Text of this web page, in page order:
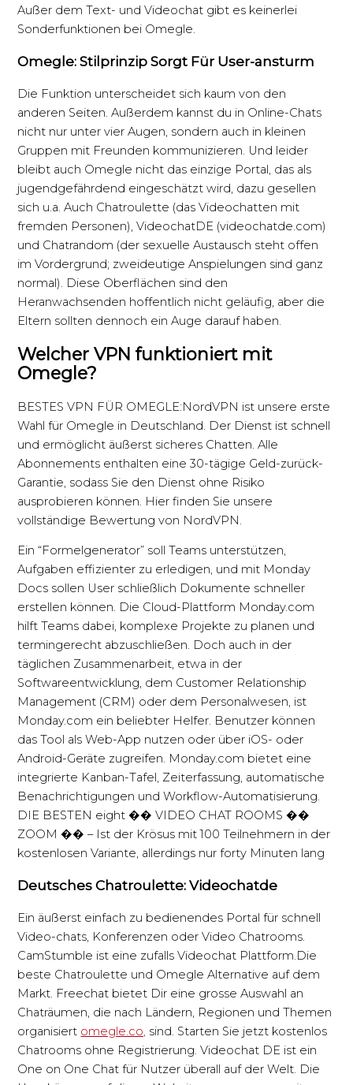
Außer dem Text- und Videochat gibt es keinerlei
Sonderfunktionen bei Omegle.
Omegle: Stilprinzip Sorgt Für User-ansturm
Die Funktion unterscheidet sich kaum von den
anderen Seiten. Außerdem kannst du in Online-Chats
nicht nur unter vier Augen, sondern auch in kleinen
Gruppen mit Freunden kommunizieren. Und leider
bleibt auch Omegle nicht das einzige Portal, das als
jugendgefährdend eingeschätzt wird, dazu gesellen
sich u.a. Auch Chatroulette (das Videochatten mit
fremden Personen), VideochatDE (videochatde.com)
und Chatrandom (der sexuelle Austausch steht offen
im Vordergrund; zweideutige Anspielungen sind ganz
normal). Diese Oberflächen sind den
Heranwachsenden hoffentlich nicht geläufig, aber die
Eltern sollten dennoch ein Auge darauf haben.
Welcher VPN funktioniert mit
Omegle?
BESTES VPN FÜR OMEGLE:NordVPN ist unsere erste
Wahl für Omegle in Deutschland. Der Dienst ist schnell
und ermöglicht äußerst sicheres Chatten. Alle
Abonnements enthalten eine 30-tägige Geld-zurück-
Garantie, sodass Sie den Dienst ohne Risiko
ausprobieren können. Hier finden Sie unsere
vollständige Bewertung von NordVPN.
Ein “Formelgenerator” soll Teams unterstützen,
Aufgaben effizienter zu erledigen, und mit Monday
Docs sollen User schließlich Dokumente schneller
erstellen können. Die Cloud-Plattform Monday.com
hilft Teams dabei, komplexe Projekte zu planen und
termingerecht abzuschließen. Doch auch in der
täglichen Zusammenarbeit, etwa in der
Softwareentwicklung, dem Customer Relationship
Management (CRM) oder dem Personalwesen, ist
Monday.com ein beliebter Helfer. Benutzer können
das Tool als Web-App nutzen oder über iOS- oder
Android-Geräte zugreifen. Monday.com bietet eine
integrierte Kanban-Tafel, Zeiterfassung, automatische
Benachrichtigungen und Workflow-Automatisierung.
DIE BESTEN eight �� VIDEO CHAT ROOMS ��
ZOOM �� – Ist der Krösus mit 100 Teilnehmern in der
kostenlosen Variante, allerdings nur forty Minuten lang
Deutsches Chatroulette: Videochatde
Ein äußerst einfach zu bedienendes Portal für schnell
Video-chats, Konferenzen oder Video Chatrooms.
CamStumble ist eine zufalls Videochat Plattform.Die
beste Chatroulette und Omegle Alternative auf dem
Markt. Freechat bietet Dir eine grosse Auswahl an
Chaträumen, die nach Ländern, Regionen und Themen
organisiert omegle.co, sind. Starten Sie jetzt kostenlos
Chatrooms ohne Registrierung. Videochat DE ist ein
One on One Chat für Nutzer überall auf der Welt. Die